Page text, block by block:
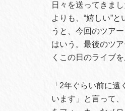
日々を送ってきま
よりも、“嬉しい”
うと、今回のツア
はいう。最後のツ
くこの日のライブ
「2年ぐらい前に
います」と言って